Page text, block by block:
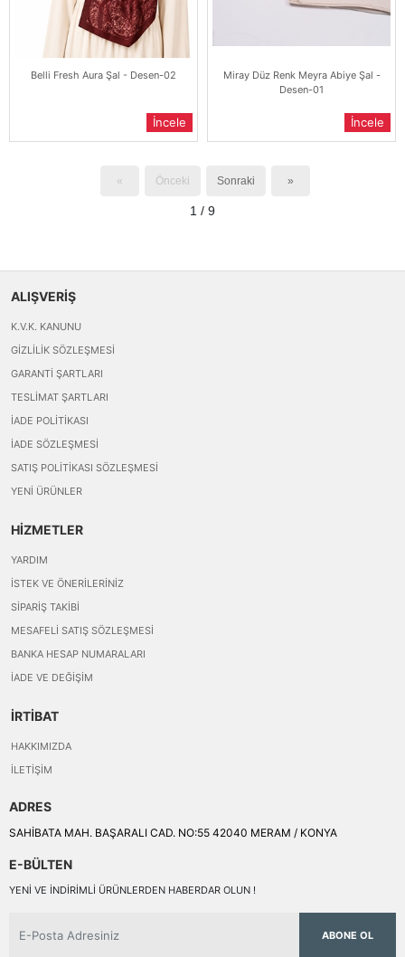
Belli Fresh Aura Şal - Desen-02
İncele
Miray Düz Renk Meyra Abiye Şal -
Desen-01
İncele
« Önceki Sonraki »
1 / 9
ALIŞVERİŞ
K.V.K. KANUNU
GIZLILIK SÖZLEŞMESI
GARANTI ŞARTLARI
TESLIMAT ŞARTLARI
İADE POLITIKASI
İADE SÖZLEŞMESI
SATIŞ POLITIKASI SÖZLEŞMESI
YENI ÜRÜNLER
HİZMETLER
YARDIM
İSTEK VE ÖNERILERINIZ
SIPARIŞ TAKIBI
MESAFELI SATIŞ SÖZLEŞMESI
BANKA HESAP NUMARALARI
İADE VE DEĞIŞIM
İRTİBAT
HAKKIMIZDA
İLETIŞIM
ADRES
SAHİBATA MAH. BAŞARALI CAD. NO:55 42040 MERAM / KONYA
E-BÜLTEN
YENI VE INDIRIMLI ÜRÜNLERDEN HABERDAR OLUN !
ABONE OL